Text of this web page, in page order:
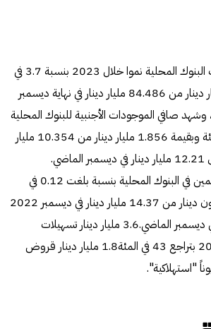
وشهد إجمالي موجودات البنوك المحلية نموا خلال 2023 بنسبة 3.7 في
المئة وبقيمة 3.18 مليار دينار من 84.486 مليار دينار في نهاية ديسمبر
دينار، وشهد صافي الموجودات الأجنبية للبنوك المحلية
نموا بنسبة 17.9 في المئة وبقيمة 1.856 مليار دينار من 10.354 مليار
وارتفعت حقوق المساهمين في البنوك المحلية بنسبة بلغت 0.12 في
المئة وبقيمة 18.5 مليون دينار من 14.37 مليار دينار في ديسمبر 2022
إلى 14.39 مليار دينار في ديسمبر الماضي.3.6 مليار دينار تسهيلات
شخصية جديدة في 2023 بتراجع 43 في المئة1.8 مليار دينار قروض